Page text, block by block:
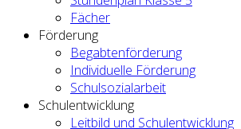
Fächer
Förderung
Begabtenförderung
Individuelle Förderung
Schulsozialarbeit
Schulentwicklung
Leitbild und Schulentwicklung